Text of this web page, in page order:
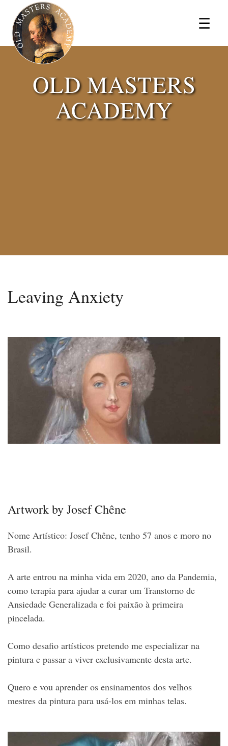
☰
×
OLD MASTERS
ACADEMY
Leaving Anxiety
Artwork by Josef Chêne
Nome Artístico: Josef Chêne, tenho 57 anos e moro no
Brasil.
A arte entrou na minha vida em 2020, ano da Pandemia,
como terapia para ajudar a curar um Transtorno de
Ansiedade Generalizada e foi paixão à primeira
pincelada.
Como desafio artísticos pretendo me especializar na
pintura e passar a viver exclusivamente desta arte.
Quero e vou aprender os ensinamentos dos velhos
mestres da pintura para usá-los em minhas telas.